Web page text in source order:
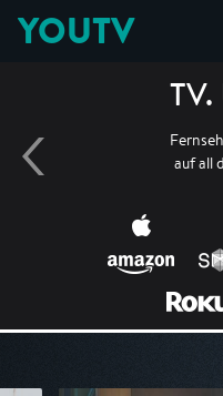
YOUTV
auf all